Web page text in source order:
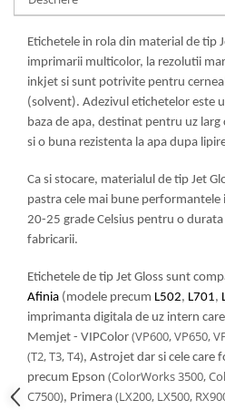
Etichetele in rola din material de tip
imprimarii multicolor, la rezolutii
inkjet si sunt potrivite pentru
(solvent). Adezivul etichetelor este
baza de apa, destinat pentru uz
si o buna rezistenta la apa dupa
Ca si stocare, materialul de tip Jet
pastra cele mai bune
20-25 grade Celsius pentru o
fabricarii.
Etichetele de tip Jet Gloss sunt
Afinia (modele precum L502, L701,
imprimanta digitala de uz intern
Memjet - VIPColor (VP600, VP650,
(T2, T3, T4), Astrojet dar si cele care
precum Epson (ColorWorks 3500,
C7500), Primera (LX200, LX500,